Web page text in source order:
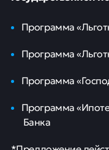
льготной ипотеки,
застройщикам
месяц.
Отличные
государственной